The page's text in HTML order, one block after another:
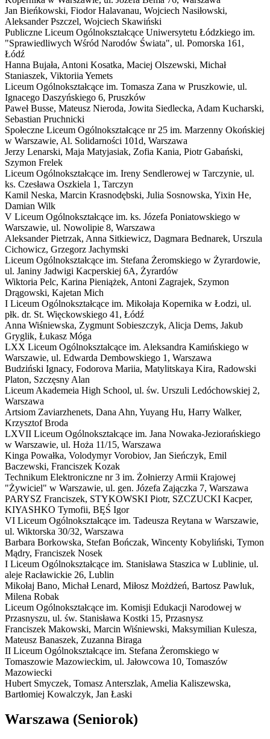
Jan Bieńkowski, Fiodor Halavanau, Wojciech Nasiłowski,
Aleksander Pszczel, Wojciech Skawiński
Publiczne Liceum Ogólnokształcące Uniwersytetu Łódzkiego im.
"Sprawiedliwych Wśród Narodów Świata", ul. Pomorska 161,
Łódź
Hanna Bujała, Antoni Kosatka, Maciej Olszewski, Michał
Staniaszek, Viktoriia Yemets
Liceum Ogólnokształcące im. Tomasza Zana w Pruszkowie, ul.
Ignacego Daszyńskiego 6, Pruszków
Paweł Busse, Mateusz Nieroda, Jowita Siedlecka, Adam Kucharski,
Sebastian Pruchnicki
Społeczne Liceum Ogólnokształcące nr 25 im. Marzenny Okońskiej
w Warszawie, Al. Solidarności 101d, Warszawa
Jerzy Lenarski, Maja Matyjasiak, Zofia Kania, Piotr Gabański,
Szymon Frelek
Liceum Ogólnokształcące im. Ireny Sendlerowej w Tarczynie, ul.
ks. Czesława Oszkiela 1, Tarczyn
Kamil Neska, Marcin Krasnodębski, Julia Sosnowska, Yixin He,
Damian Wilk
V Liceum Ogólnokształcące im. ks. Józefa Poniatowskiego w
Warszawie, ul. Nowolipie 8, Warszawa
Aleksander Pietrzak, Anna Sitkiewicz, Dagmara Bednarek, Urszula
Cichowicz, Grzegorz Jachymski
Liceum Ogólnokształcące im. Stefana Żeromskiego w Żyrardowie,
ul. Janiny Jadwigi Kacperskiej 6A, Żyrardów
Wiktoria Pelc, Karina Pieniążek, Antoni Zagrajek, Szymon
Drągowski, Kajetan Mich
I Liceum Ogólnokształcące im. Mikołaja Kopernika w Łodzi, ul.
płk. dr. St. Więckowskiego 41, Łódź
Anna Wiśniewska, Zygmunt Sobieszczyk, Alicja Dems, Jakub
Gryglik, Łukasz Móga
LXX Liceum Ogólnokształcące im. Aleksandra Kamińskiego w
Warszawie, ul. Edwarda Dembowskiego 1, Warszawa
Budziński Ignacy, Fodorova Mariia, Matylitskaya Kira, Radowski
Platon, Szczęsny Alan
Liceum Akademeia High School, ul. św. Urszuli Ledóchowskiej 2,
Warszawa
Artsiom Zaviarzhenets, Dana Ahn, Yuyang Hu, Harry Walker,
Krzysztof Broda
LXVII Liceum Ogólnokształcące im. Jana Nowaka-Jeziorańskiego
w Warszawie, ul. Hoża 11/15, Warszawa
Kinga Powałka, Volodymyr Vorobiov, Jan Sieńczyk, Emil
Baczewski, Franciszek Kozak
Technikum Elektroniczne nr 3 im. Żołnierzy Armii Krajowej
"Żywiciel" w Warszawie, ul. gen. Józefa Zajączka 7, Warszawa
PARYSZ Franciszek, STYKOWSKI Piotr, SZCZUCKI Kacper,
KIYASHKO Tymofii, BĘŚ Igor
VI Liceum Ogólnokształcące im. Tadeusza Reytana w Warszawie,
ul. Wiktorska 30/32, Warszawa
Barbara Borkowska, Stefan Bończak, Wincenty Kobyliński, Tymon
Mądry, Franciszek Nosek
I Liceum Ogólnokształcące im. Stanisława Staszica w Lublinie, ul.
aleje Racławickie 26, Lublin
Mikołaj Bano, Michał Lenard, Miłosz Możdżeń, Bartosz Pawluk,
Milena Robak
Liceum Ogólnokształcące im. Komisji Edukacji Narodowej w
Przasnyszu, ul. św. Stanisława Kostki 15, Przasnysz
Franciszek Makowski, Marcin Wiśniewski, Maksymilian Kulesza,
Mateusz Banaszek, Zuzanna Biraga
II Liceum Ogólnokształcące im. Stefana Żeromskiego w
Tomaszowie Mazowieckim, ul. Jałowcowa 10, Tomaszów
Mazowiecki
Hubert Smyczek, Tomasz Anterszlak, Amelia Kaliszewska,
Bartłomiej Kowalczyk, Jan Łaski
Warszawa (Seniorok)